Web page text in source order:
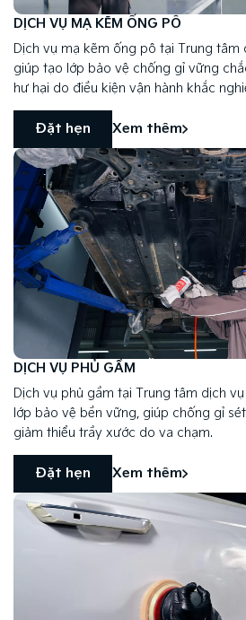
DỊCH VỤ MẠ KẼM ỐNG PÔ
Dịch vụ mạ kẽm ống pô tại Trung tâm
giúp tạo lớp bảo vệ chống gỉ vững
hư hại do điều kiện vận hành khắc
Đặt hẹn Xem thêm
DỊCH VỤ PHỦ GẦM
Dịch vụ phủ gầm tại Trung tâm dịch
lớp bảo vệ bền vững, giúp chống gỉ
giảm thiểu trầy xước do va chạm.
Đặt hẹn Xem thêm